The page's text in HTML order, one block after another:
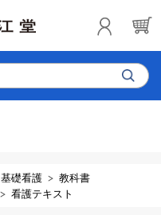
基礎看護
教科書
看護テキスト